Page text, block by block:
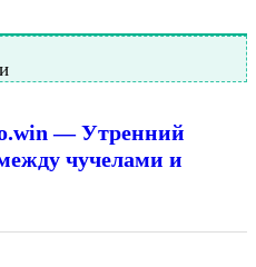
— Утренний
чучелами и